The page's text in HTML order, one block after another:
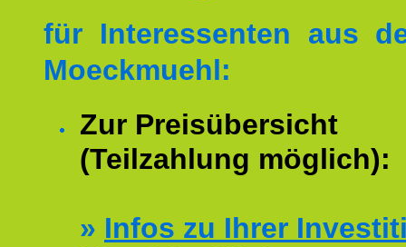
für Interessenten aus
Moeckmuehl:
Zur Preisübersicht
(Teilzahlung möglich):
» Infos zu Ihrer